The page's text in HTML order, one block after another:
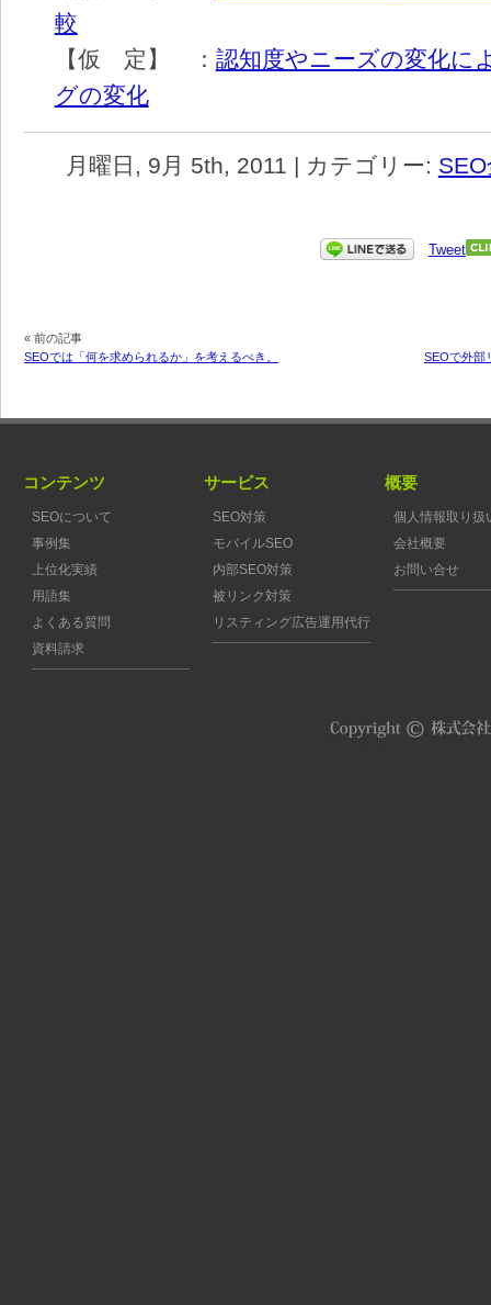
較
【仮 定】 ： 認知度やニーズの変化に
グの変化
月曜日, 9月 5th, 2011 | カテゴリー:
Tweet
« 前の記事
SEOでは「何を求められるか」を考えるべき。
SEOで外部
コンテンツ
SEOについて
事例集
上位化実績
用語集
よくある質問
資料請求
サービス
SEO対策
モバイルSEO
内部SEO対策
被リンク対策
リスティング広告運用代行
概要
個人情報取り扱
会社概要
お問い合せ